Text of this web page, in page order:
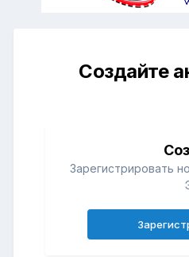
Создайте
Зарегистрировать